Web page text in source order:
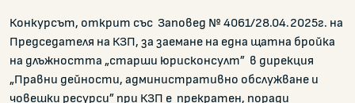
Конкурсът, открит със Заповед № 4061/28.04.2025г. на
Председателя на КЗП, за заемане на една щатна бройка
на длъжността „старши юрисконсулт” в дирекция
„Правни дейности, административно обслужване и
човешки ресурси” при КЗП е прекратен, поради